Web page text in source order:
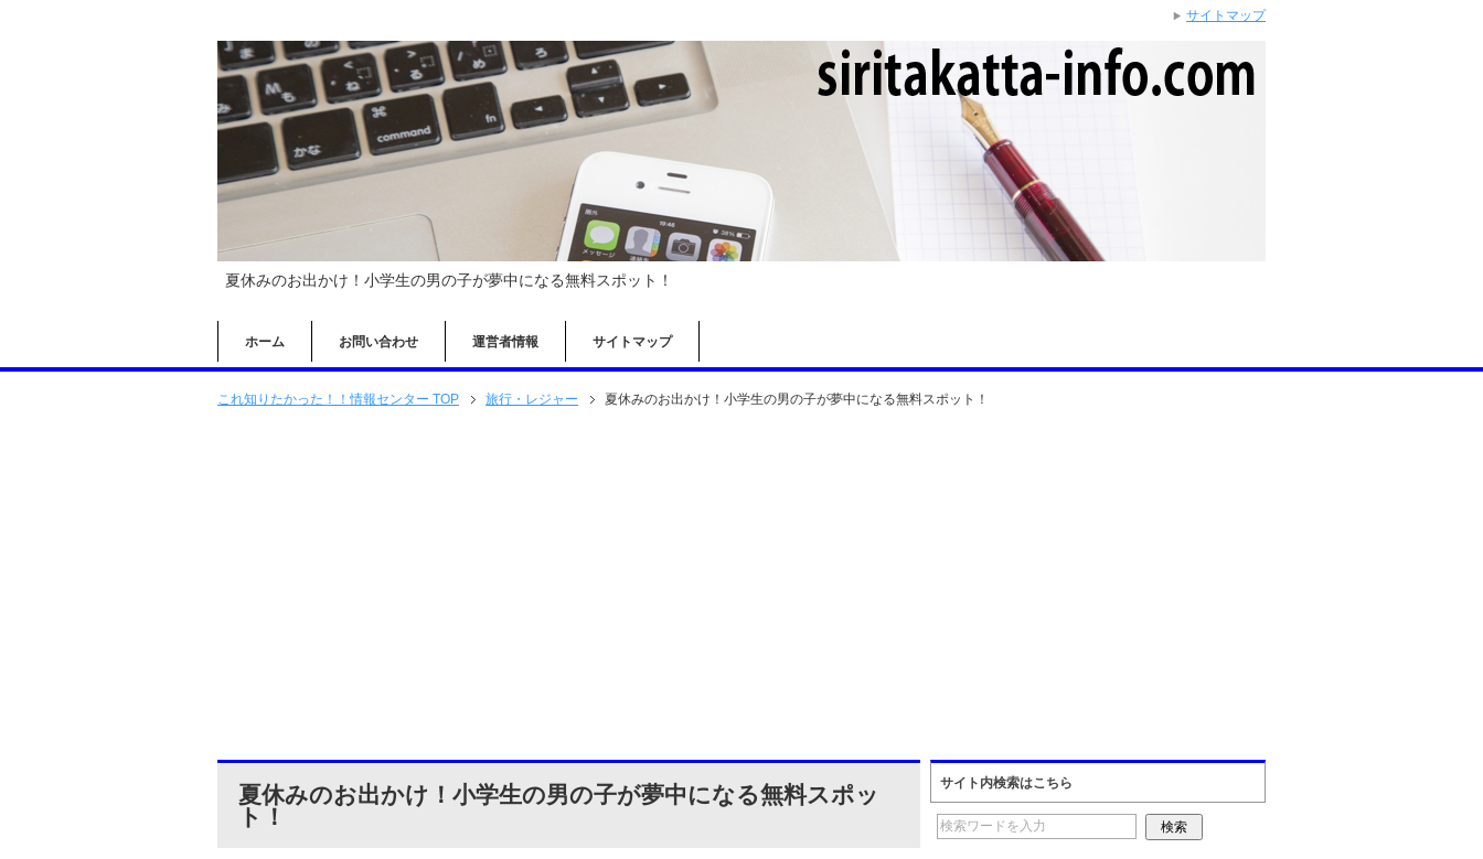
夏休みのお出かけ！小学生の男の子が夢中になる無料スポット！
ホーム お問い合わせ 運営者情報 サイトマップ
これ知りたかった！！情報センター TOP 旅行・レジャー 夏休みのお出かけ！小学生の男の子が夢中になる無料スポット！
夏休みのお出かけ！小学生の男の子が夢中になる無料スポッ
ト！
サイト内検索はこちら
サイトマップ